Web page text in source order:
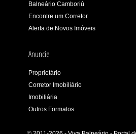
Balneário Camboriú
Encontre um Corretor
Alerta de Novos Imóveis
Anuncie
Proprietário
Corretor Imobiliário
Imobiliária
Outros Formatos